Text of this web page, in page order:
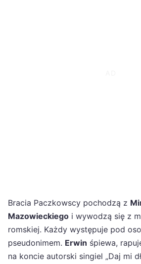
Bracia Paczkowscy pochodzą z
Mazowieckiego i wywodzą się z
romskiej. Każdy występuje pod
pseudonimem. Erwin śpiewa,
na koncie autorski singiel „Daj mi